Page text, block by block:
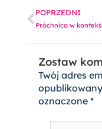
Prev
POPRZEDNI
Zostaw
Twój adres
oznaczone *